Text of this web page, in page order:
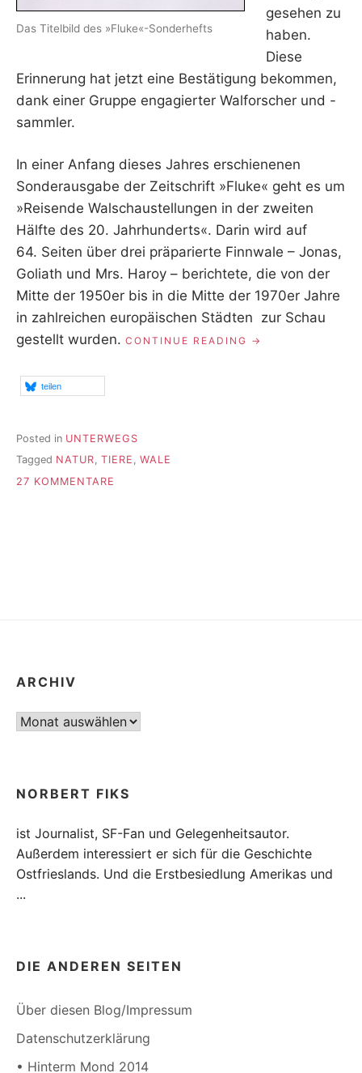
Das Titelbild des »Fluke«-Sonderhefts
gesehen zu
haben.
Diese
Erinnerung hat jetzt eine Bestätigung bekommen,
dank einer Gruppe engagierter Walforscher und -
sammler.
In einer Anfang dieses Jahres erschienenen
Sonderausgabe der Zeitschrift »Fluke« geht es um
»Reisende Walschaustellungen in der zweiten
Hälfte des 20. Jahrhunderts«. Darin wird auf
64. Seiten über drei präparierte Finnwale – Jonas,
Goliath und Mrs. Haroy – berichtete, die von der
Mitte der 1950er bis in die Mitte der 1970er Jahre
in zahlreichen europäischen Städten zur Schau
gestellt wurden. CONTINUE READING „WIEDERSEHEN
teilen
Posted in UNTERWEGS
Tagged NATUR, TIERE , WALE
27 KOMMENTARE
ARCHIV
Archiv
NORBERT FIKS
ist Journalist, SF-Fan und Gelegenheitsautor.
Außerdem interessiert er sich für die Geschichte
Ostfrieslands. Und die Erstbesiedlung Amerikas und
...
DIE ANDEREN SEITEN
Über diesen Blog/Impressum
Datenschutzerklärung
• Hinterm Mond 2014